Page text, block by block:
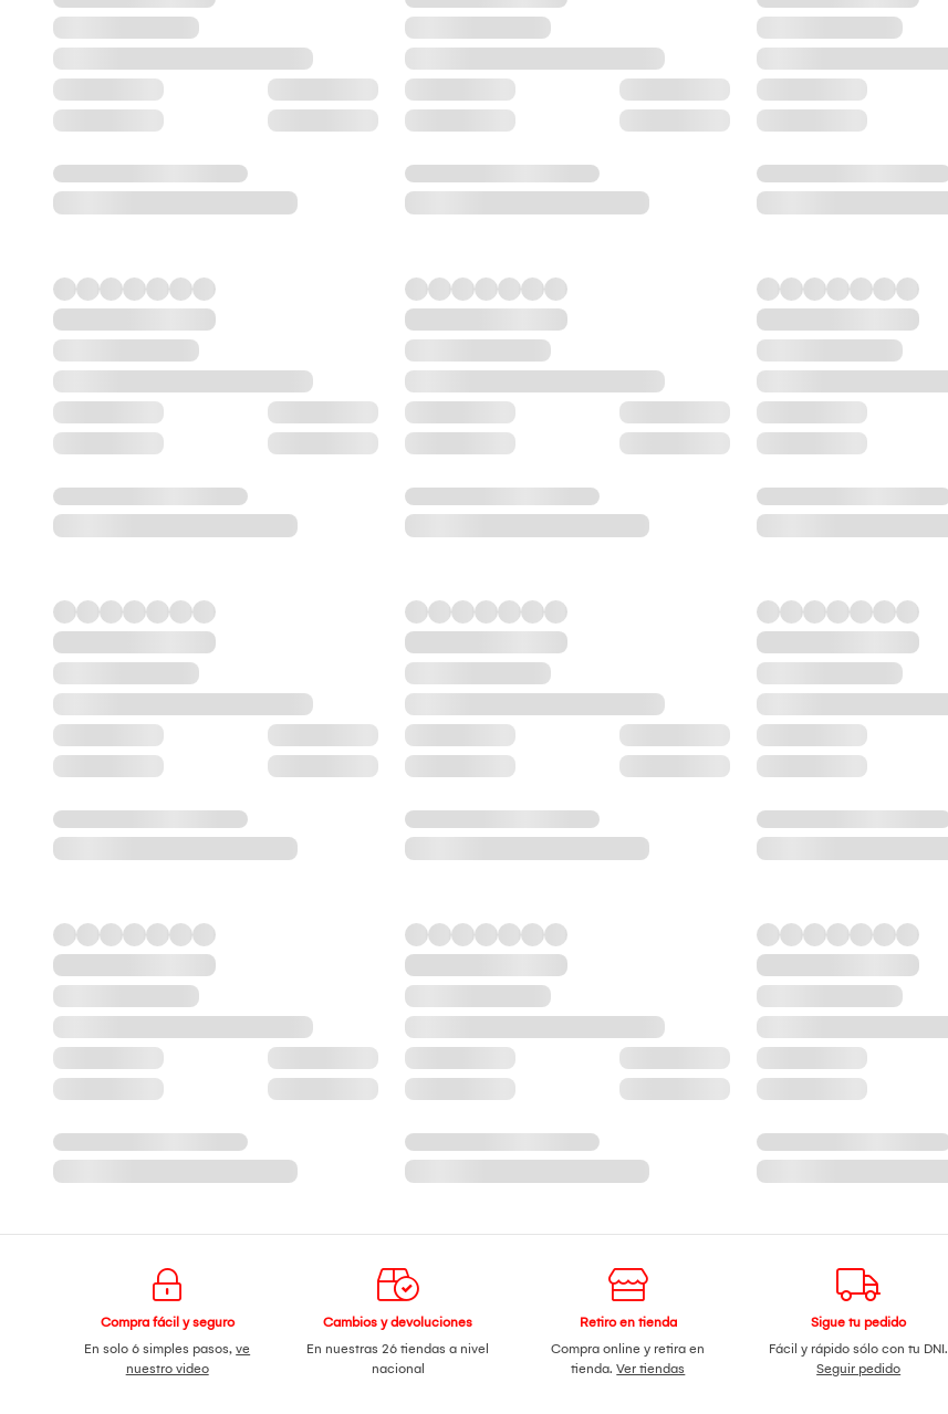
Compra fácil y seguro
En solo 6 simples pasos,ve
nuestro video
Cambios y devoluciones
En nuestras 26 tiendas a nivel
nacional
Retiro en tienda
Compra online y retira en
tienda.Ver tiendas
Sigue tu pedido
Fácil y rápido sólo con tu DNI.
Seguir pedido